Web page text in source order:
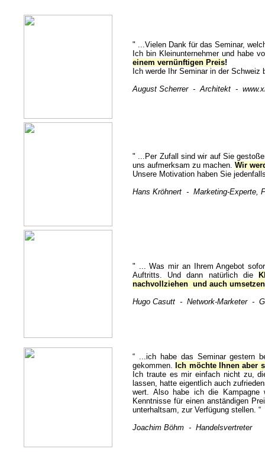
" ...Vielen Dank für das Seminar,
Ich bin Kleinunternehmer und habe
einem vernünftigen Preis!
Ich werde Ihr Seminar in der
August Scherrer - Architekt -
" ...Per Zufall sind wir auf Sie
uns aufmerksam zu machen. Wir
Unsere Motivation haben Sie
Hans Kröhnert - Marketing-Experte,
" ... Was mir an Ihrem Angebot
Auftritts. Und dann natürlich die
nachvollziehen und auch
Hugo Casutt - Network-Marketer -
“ ...ich habe das Seminar gestern
gekommen. Ich möchte Ihnen aber
Ich traute es mir einfach nicht zu,
lassen, hatte eigentlich auch
wert. Also habe ich die
Kenntnisse für einen anständigen
unterhaltsam, zur Verfügung stellen.
Joachim Böhm - Handelsvertreter